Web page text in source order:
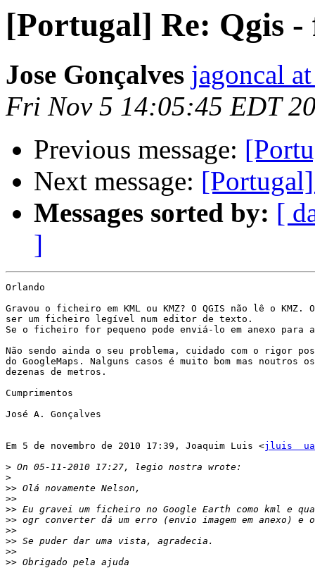
[Portugal] Re: Qgis
Jose Gonçalves jagoncal
Fri Nov 5 14:05:45 EDT
Previous message:
Next message:
Messages sorted by: [
]
Orlando
Gravou o ficheiro em KML ou KMZ? O QGIS não lê o KMZ.
ser um ficheiro legível num editor de texto.
Se o ficheiro for pequeno pode enviá-lo em anexo
Não sendo ainda o seu problema, cuidado com o rigor
do GoogleMaps. Nalguns casos é muito bom mas noutros
dezenas de metros.
Cumprimentos
José A. Gonçalves
Em 5 de novembro de 2010 17:39, Joaquim Luis <jluis
>
>
>>
>>
>>
>>
>>
>>
>>
>>